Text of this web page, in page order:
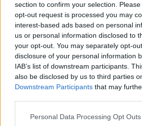
section to confirm your selection.
opt-out request is processed you may
interest-based ads based on personal
us or personal information disclosed to
your opt-out. You may separately opt-
disclosure of your personal information
IAB’s list of downstream participants.
also be disclosed by us to third parties
Downstream Participants that may
Personal Data Processing Opt Outs
ΣΦΕΕ: Σφοδρή αντίδραση
αναδρομικό clawback σε
διατέθηκαν μέσω του
«ΠΡΟΛΑΜΒΑΝΩ»
Ο ΣΦΕΕ καταγγέλλει μονομερή
αποζημίωση.